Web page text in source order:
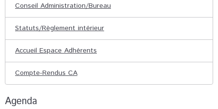
Conseil Administration/Bureau
Statuts/Règlement intérieur
Accueil Espace Adhérents
Compte-Rendus CA
Agenda